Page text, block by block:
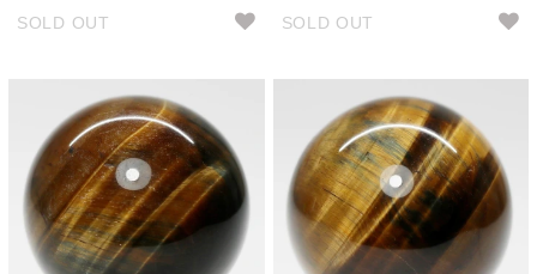
SOLD OUT SOLD OUT